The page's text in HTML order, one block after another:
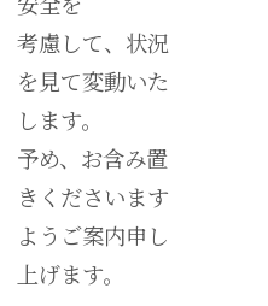
考慮して、状況
を見て変動いた
します。
予め、お含み置
きくださいます
ようご案内申し
上げます。